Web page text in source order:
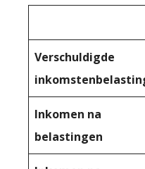
Verschuldigde
Inkomen na
belastingen